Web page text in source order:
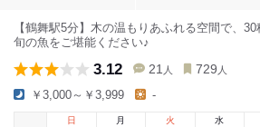
【鶴舞駅5分】木の温もりあふれる空間で、
旬の魚をご堪能ください♪
3.12 21 人 729 人
￥3,000～￥3,999 -
日
月 火 水